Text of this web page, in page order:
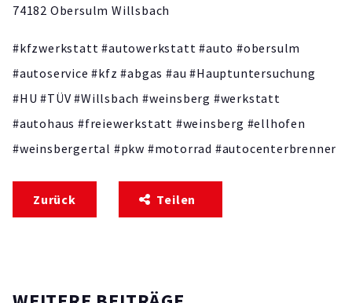
74182 Obersulm Willsbach
#kfzwerkstatt #autowerkstatt #auto #obersulm
#autoservice #kfz #abgas #au #Hauptuntersuchung
#HU #TÜV #Willsbach #weinsberg #werkstatt
#autohaus #freiewerkstatt #weinsberg #ellhofen
#weinsbergertal #pkw #motorrad #autocenterbrenner
Zurück Teilen